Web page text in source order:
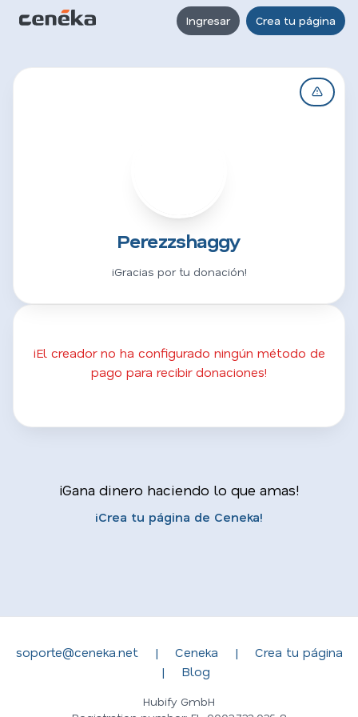
Ingresar Crea tu página
Perezzshaggy
¡Gracias por tu donación!
¡El creador no ha configurado ningún método de
pago para recibir donaciones!
¡Gana dinero haciendo lo que amas!
¡Crea tu página de Ceneka!
soporte@ceneka.net | Ceneka |
Crea tu página
|
Blog
Hubify GmbH